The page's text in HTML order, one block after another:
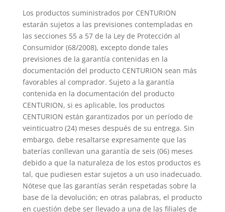
Los productos suministrados por CENTURION
estarán sujetos a las previsiones contempladas en
las secciones 55 a 57 de la Ley de Protección al
Consumidor (68/2008), excepto donde tales
previsiones de la garantía contenidas en la
documentación del producto CENTURION sean más
favorables al comprador. Sujeto a la garantía
contenida en la documentación del producto
CENTURION, si es aplicable, los productos
CENTURION están garantizados por un período de
veinticuatro (24) meses después de su entrega. Sin
embargo, debe resaltarse expresamente que las
baterías conllevan una garantía de seis (06) meses
debido a que la naturaleza de los estos productos es
tal, que pudiesen estar sujetos a un uso inadecuado.
Nótese que las garantías serán respetadas sobre la
base de la devolución; en otras palabras, el producto
en cuestión debe ser llevado a una de las filiales de